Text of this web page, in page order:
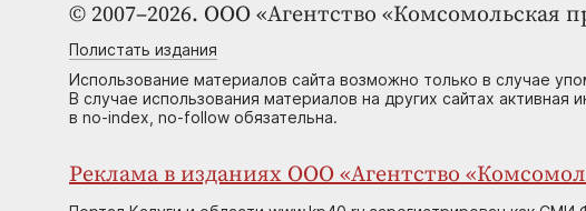
© 2007–2026. ООО «Агентство «Комсомольская
Полистать издания
Использование материалов сайта возможно только в случае
В случае использования материалов на других сайтах
в no-index, no-follow обязательна.
Реклама в изданиях ООО «Агентство